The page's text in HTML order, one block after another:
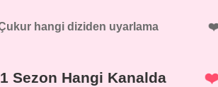
hangi diziden uyarlama
Sezon Hangi Kanalda